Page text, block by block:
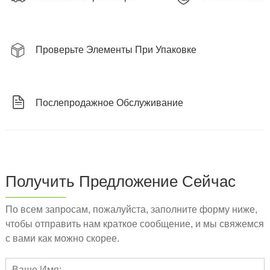
Проверьте Элементы При Упаковке
Послепродажное Обслуживание
Получить Предложение Сейчас
По всем запросам, пожалуйста, заполните форму ниже,
чтобы отправить нам краткое сообщение, и мы свяжемся
с вами как можно скорее.